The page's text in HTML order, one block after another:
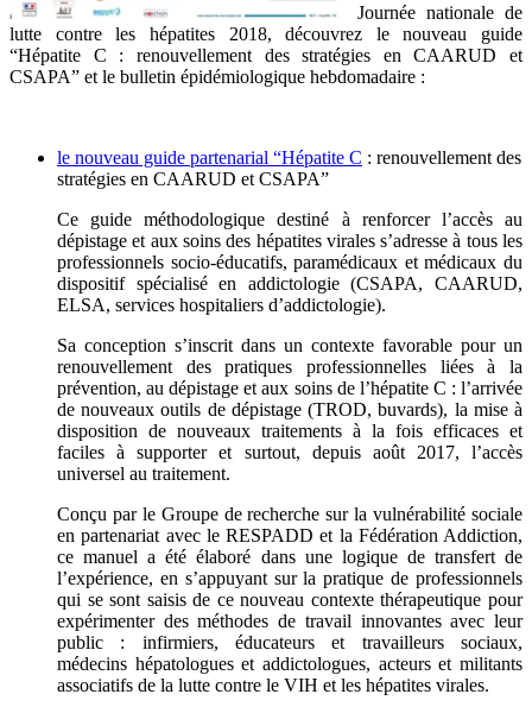
Journée nationale de
lutte contre les hépatites 2018, découvrez le nouveau guide
“Hépatite C : renouvellement des stratégies en CAARUD et
CSAPA” et le bulletin épidémiologique hebdomadaire :
le nouveau guide partenarial “Hépatite C : renouvellement des
stratégies en CAARUD et CSAPA”
Ce guide méthodologique destiné à renforcer l’accès au
dépistage et aux soins des hépatites virales s’adresse à tous les
professionnels socio-éducatifs, paramédicaux et médicaux du
dispositif spécialisé en addictologie (CSAPA, CAARUD,
ELSA, services hospitaliers d’addictologie).
Sa conception s’inscrit dans un contexte favorable pour un
renouvellement des pratiques professionnelles liées à la
prévention, au dépistage et aux soins de l’hépatite C : l’arrivée
de nouveaux outils de dépistage (TROD, buvards), la mise à
disposition de nouveaux traitements à la fois efficaces et
faciles à supporter et surtout, depuis août 2017, l’accès
universel au traitement.
Conçu par le Groupe de recherche sur la vulnérabilité sociale
en partenariat avec le RESPADD et la Fédération Addiction,
ce manuel a été élaboré dans une logique de transfert de
l’expérience, en s’appuyant sur la pratique de professionnels
qui se sont saisis de ce nouveau contexte thérapeutique pour
expérimenter des méthodes de travail innovantes avec leur
public : infirmiers, éducateurs et travailleurs sociaux,
médecins hépatologues et addictologues, acteurs et militants
associatifs de la lutte contre le VIH et les hépatites virales.